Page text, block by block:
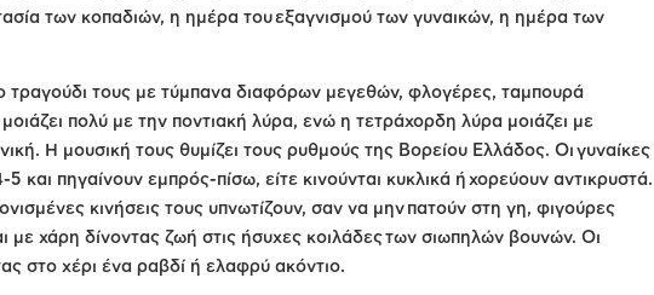
των κοπαδιών, η ημέρα του εξαγνισμού των γυναικών, η ημέρα των
τραγούδι τους με τύμπανα διαφόρων μεγεθών, φλογέρες, ταμπουρά
πολύ με την ποντιακή λύρα, ενώ η τετράχορδη λύρα μοιάζει με
Η μουσική τους θυμίζει τους ρυθμούς της Βορείου Ελλάδος. Οι γυναίκες
και πηγαίνουν εμπρός-πίσω, είτε κινούνται κυκλικά ή χορεύουν αντικρυστά.
κινήσεις τους υπνωτίζουν, σαν να μην πατούν στη γη, φιγούρες
με χάρη δίνοντας ζωή στις ήσυχες κοιλάδες των σιωπηλών βουνών. Οι
στο χέρι ένα ραβδί ή ελαφρύ ακόντιο.